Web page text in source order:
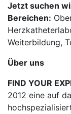
Jetzt suchen
Bereichen:
Weiterbildung,
Über uns
FIND YOUR
2012 eine auf